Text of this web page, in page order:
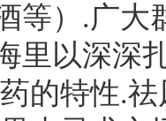
等）.广大
里以深深
的特性.